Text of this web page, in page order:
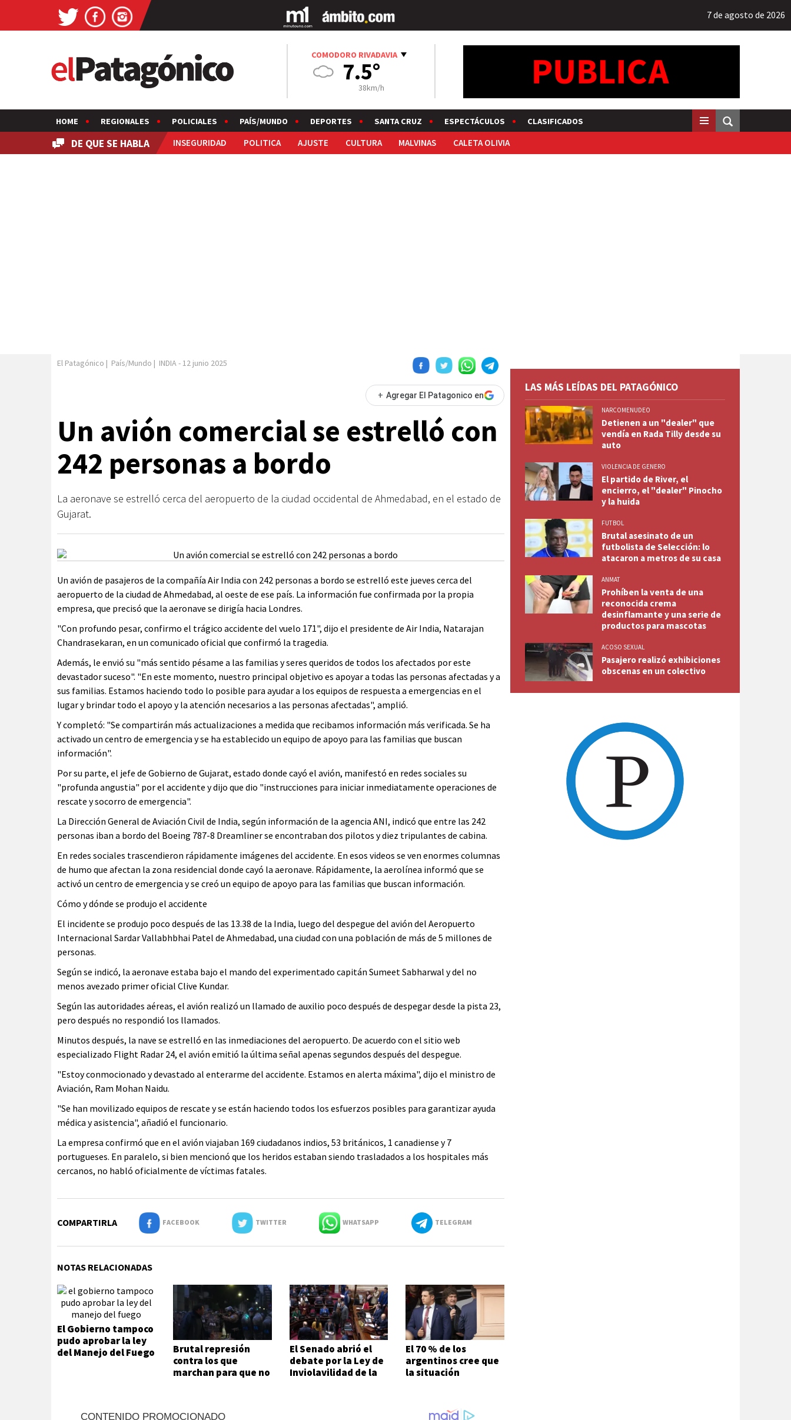
7 de agosto de 2026
COMODORO RIVADAVIA
7.5°
38km/h
HOME REGIONALES POLICIALES PAÍS/MUNDO DEPORTES SANTA CRUZ ESPECTÁCULOS CLASIFICADOS
DE QUE SE HABLA INSEGURIDAD POLITICA AJUSTE CULTURA MALVINAS CALETA OLIVIA
El Patagónico | País/Mundo | INDIA- 12 junio 2025
+ Agregar El Patagonico en
Un avión comercial se estrelló con
242 personas a bordo
La aeronave se estrelló cerca del aeropuerto de la ciudad occidental de Ahmedabad, en el estado de
Gujarat.
Un avión de pasajeros de la compañía Air India con 242 personas a bordo se estrelló este jueves cerca del
aeropuerto de la ciudad de Ahmedabad, al oeste de ese país. La información fue confirmada por la propia
empresa, que precisó que la aeronave se dirigía hacia Londres.
"Con profundo pesar, confirmo el trágico accidente del vuelo 171", dijo el presidente de Air India, Natarajan
Chandrasekaran, en un comunicado oficial que confirmó la tragedia.
Además, le envió su "más sentido pésame a las familias y seres queridos de todos los afectados por este
devastador suceso". "En este momento, nuestro principal objetivo es apoyar a todas las personas afectadas y a
sus familias. Estamos haciendo todo lo posible para ayudar a los equipos de respuesta a emergencias en el
lugar y brindar todo el apoyo y la atención necesarios a las personas afectadas", amplió.
Y completó: "Se compartirán más actualizaciones a medida que recibamos información más verificada. Se ha
activado un centro de emergencia y se ha establecido un equipo de apoyo para las familias que buscan
información".
Por su parte, el jefe de Gobierno de Gujarat, estado donde cayó el avión, manifestó en redes sociales su
"profunda angustia" por el accidente y dijo que dio "instrucciones para iniciar inmediatamente operaciones de
rescate y socorro de emergencia".
La Dirección General de Aviación Civil de India, según información de la agencia ANI, indicó que entre las 242
personas iban a bordo del Boeing 787-8 Dreamliner se encontraban dos pilotos y diez tripulantes de cabina.
En redes sociales trascendieron rápidamente imágenes del accidente. En esos videos se ven enormes columnas
de humo que afectan la zona residencial donde cayó la aeronave. Rápidamente, la aerolínea informó que se
activó un centro de emergencia y se creó un equipo de apoyo para las familias que buscan información.
Cómo y dónde se produjo el accidente
El incidente se produjo poco después de las 13.38 de la India, luego del despegue del avión del Aeropuerto
Internacional Sardar Vallabhbhai Patel de Ahmedabad, una ciudad con una población de más de 5 millones de
personas.
Según se indicó, la aeronave estaba bajo el mando del experimentado capitán Sumeet Sabharwal y del no
menos avezado primer oficial Clive Kundar.
Según las autoridades aéreas, el avión realizó un llamado de auxilio poco después de despegar desde la pista 23,
pero después no respondió los llamados.
Minutos después, la nave se estrelló en las inmediaciones del aeropuerto. De acuerdo con el sitio web
especializado Flight Radar 24, el avión emitió la última señal apenas segundos después del despegue.
"Estoy conmocionado y devastado al enterarme del accidente. Estamos en alerta máxima", dijo el ministro de
Aviación, Ram Mohan Naidu.
"Se han movilizado equipos de rescate y se están haciendo todos los esfuerzos posibles para garantizar ayuda
médica y asistencia", añadió el funcionario.
La empresa confirmó que en el avión viajaban 169 ciudadanos indios, 53 británicos, 1 canadiense y 7
portugueses. En paralelo, si bien mencionó que los heridos estaban siendo trasladados a los hospitales más
cercanos, no habló oficialmente de víctimas fatales.
COMPARTIRLA FACEBOOK TWITTER WHATSAPP TELEGRAM
NOTAS RELACIONADAS
El Gobierno tampoco
pudo aprobar la ley
del Manejo del Fuego
Brutal represión
contra los que
marchan para que no
El Senado abrió el
debate por la Ley de
Inviolavilidad de la
El 70 % de los
argentinos cree que
la situación
LAS MÁS LEÍDAS DEL PATAGÓNICO
NARCOMENUDEO
Detienen a un "dealer" que
vendía en Rada Tilly desde su
auto
VIOLENCIA DE GENERO
El partido de River, el
encierro, el "dealer" Pinocho
y la huida
FUTBOL
Brutal asesinato de un
futbolista de Selección: lo
atacaron a metros de su casa
ANMAT
Prohíben la venta de una
reconocida crema
desinflamante y una serie de
productos para mascotas
ACOSO SEXUAL
Pasajero realizó exhibiciones
obscenas en un colectivo